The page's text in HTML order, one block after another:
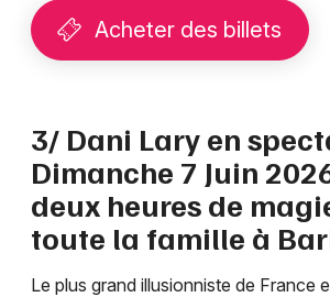
Acheter des billets
3/ Dani Lary en
Dimanche 7 Juin
deux heures de
toute la famille à
Le plus grand illusionniste de France